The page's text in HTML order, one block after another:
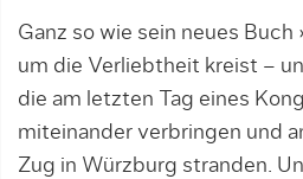
Ganz so wie sein neues Buch
um die Verliebtheit kreist –
die am letzten Tag eines
miteinander verbringen und
Zug in Würzburg stranden.